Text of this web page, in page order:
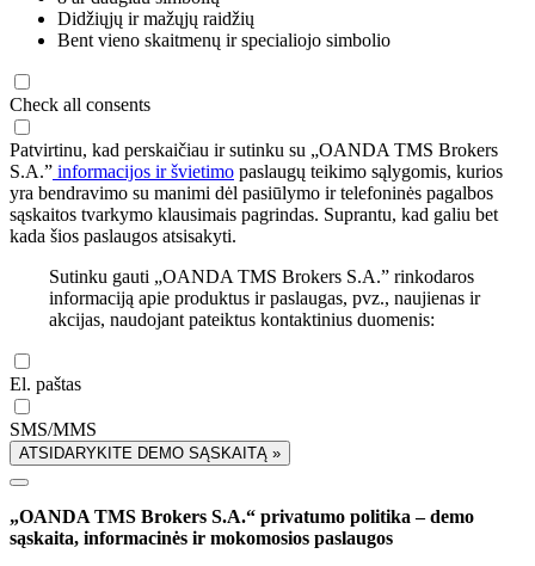
Didžiųjų ir mažųjų raidžių
Bent vieno skaitmenų ir specialiojo simbolio
Check all consents
Patvirtinu, kad perskaičiau ir sutinku su „OANDA TMS Brokers
S.A.” informacijos ir švietimo paslaugų teikimo sąlygomis, kurios
yra bendravimo su manimi dėl pasiūlymo ir telefoninės pagalbos
sąskaitos tvarkymo klausimais pagrindas. Suprantu, kad galiu bet
kada šios paslaugos atsisakyti.
Sutinku gauti „OANDA TMS Brokers S.A.” rinkodaros
informaciją apie produktus ir paslaugas, pvz., naujienas ir
akcijas, naudojant pateiktus kontaktinius duomenis:
El. paštas
SMS/MMS
ATSIDARYKITE DEMO SĄSKAITĄ »
„OANDA TMS Brokers S.A.“ privatumo politika – demo
sąskaita, informacinės ir mokomosios paslaugos